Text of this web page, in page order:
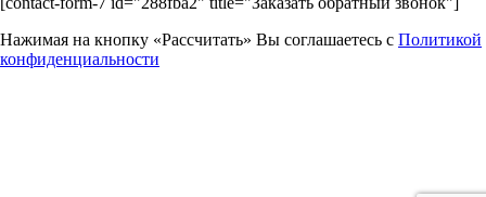
Нажимая на кнопку «Рассчитать» Вы соглашаетесь с Политикой
конфиденциальности